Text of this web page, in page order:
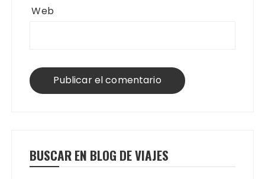
Web
BUSCAR EN BLOG DE VIAJES